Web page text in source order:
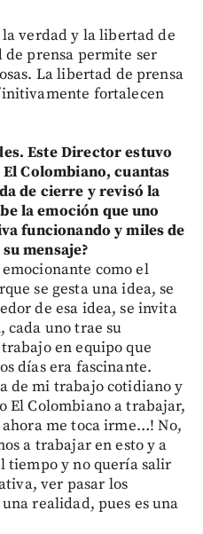
verdad y la libertad de
prensa permite ser
La libertad de prensa
fortalecen
Este Director estuvo
Colombiano, cuantas
de cierre y revisó la
la emoción que uno
funcionando y miles de
mensaje?
como el
se gesta una idea, se
de esa idea, se invita
cada uno trae su
en equipo que
días era fascinante.
de mi trabajo cotidiano y
El Colombiano a trabajar,
ahora me toca irme…! No,
a trabajar en esto y a
tiempo y no quería salir
ver pasar los
realidad, pues es una